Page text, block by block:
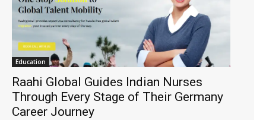
Education
Raahi Global Guides Indian Nurses
Through Every Stage of Their Germany
Career Journey